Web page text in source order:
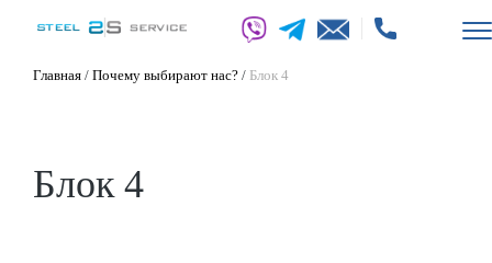
Главная / Почему выбирают нас? / Блок 4
Блок 4